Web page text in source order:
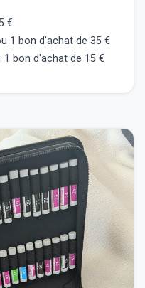
€
1 bon d'achat de 35 €
bon d'achat de 15 €